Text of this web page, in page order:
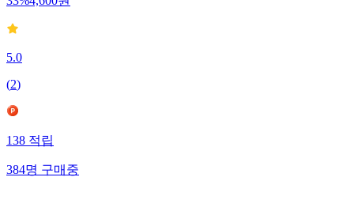
5.0
(2)
138 적립
384명 구매중